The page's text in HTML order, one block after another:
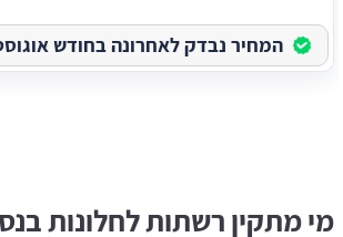
המחיר נבדק לאחרונה בחודש אוגוסט
מי מתקין רשתות לחלונות